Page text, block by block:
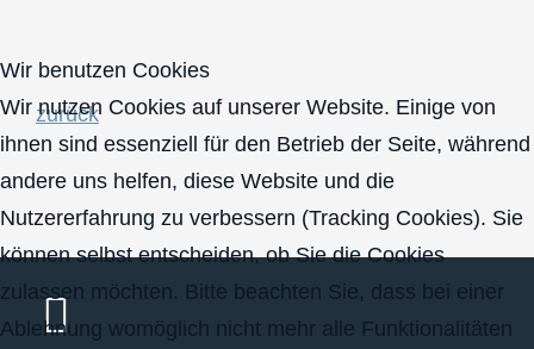
zurück
Wir benutzen Cookies
Wir nutzen Cookies auf unserer Website. Einige von
ihnen sind essenziell für den Betrieb der Seite, während
andere uns helfen, diese Website und die
Nutzererfahrung zu verbessern (Tracking Cookies). Sie
können selbst entscheiden, ob Sie die Cookies
zulassen möchten. Bitte beachten Sie, dass bei einer
Ablehnung womöglich nicht mehr alle Funktionalitäten